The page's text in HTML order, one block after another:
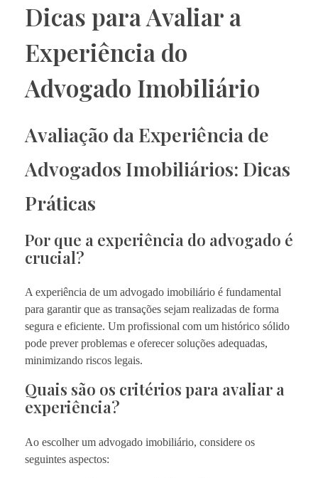
Dicas para Avaliar a
Experiência do
Advogado Imobiliário
Avaliação da Experiência de
Advogados Imobiliários: Dicas
Práticas
Por que a experiência do advogado é
crucial?
A experiência de um advogado imobiliário é fundamental
para garantir que as transações sejam realizadas de forma
segura e eficiente. Um profissional com um histórico sólido
pode prever problemas e oferecer soluções adequadas,
minimizando riscos legais.
Quais são os critérios para avaliar a
experiência?
Ao escolher um advogado imobiliário, considere os
seguintes aspectos: